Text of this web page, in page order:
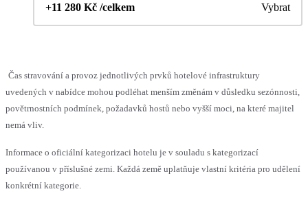
+11 280 Kč /celkem Vybrat
Čas stravování a provoz jednotlivých prvků hotelové infrastruktury
uvedených v nabídce mohou podléhat menším změnám v důsledku sezónnosti,
povětrnostních podmínek, požadavků hostů nebo vyšší moci, na které majitel
nemá vliv.
Informace o oficiální kategorizaci hotelu je v souladu s kategorizací
používanou v příslušné zemi. Každá země uplatňuje vlastní kritéria pro udělení
konkrétní kategorie.